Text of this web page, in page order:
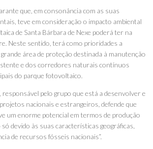
que, em consonância com as suas
teve em consideração o impacto ambiental
de Santa Bárbara de Nexe poderá ter na
Neste sentido, terá como prioridades a
área de proteção destinada à manutenção
e dos corredores naturais contínuos
do parque fotovoltaico.
pelo grupo que está a desenvolver e
nacionais e estrangeiros, defende que
um enorme potencial em termos de produção
devido às suas características geográficas,
de recursos fósseis nacionais”.